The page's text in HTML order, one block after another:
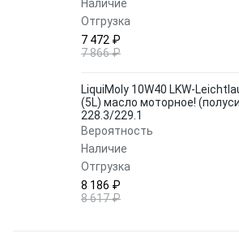
Наличие
Отгрузка
7 472 ₽
7 866 ₽
LiquiMoly 10W40 LKW-
(5L) масло моторное!
228.3/229.1
Вероятность
Наличие
Отгрузка
8 186 ₽
8 617 ₽